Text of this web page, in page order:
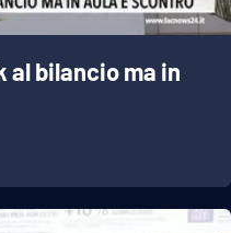
al bilancio ma in